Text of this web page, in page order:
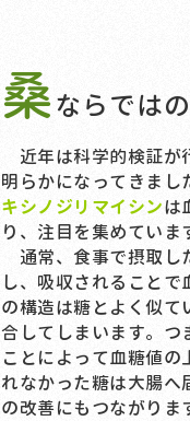
桑ならでは
近年は科学的検証が
明らかになってきまし
キシノジリマイシンは
り、注目を集めていま
通常、食事で摂取し
し、吸収されること
の構造は糖とよく似
合してしまいます。つ
ことによって血糖値の
れなかった糖は大腸へ
の改善にもつながりま